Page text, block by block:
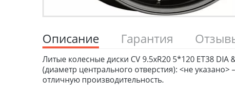
Описание Гарантия
Литые колесные диски CV 9.5xR20 5*120 ET38
(диаметр центрального отверстия): <не
отличную производительность.